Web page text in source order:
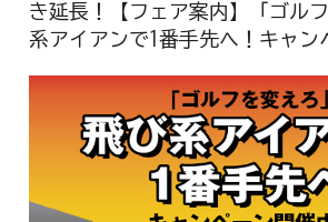
き延長！【フェア案内】「ゴル
系アイアンで1番手先へ！キャン